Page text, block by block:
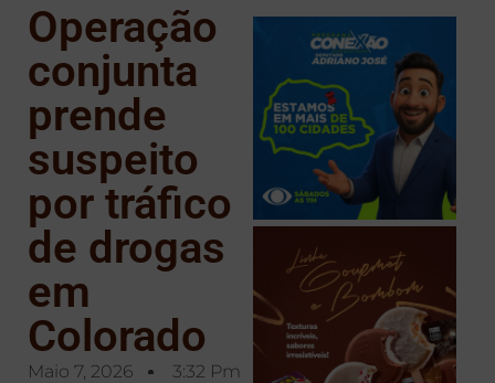
Operação
conjunta
prende
suspeito
por tráfico
de drogas
em
Colorado
Maio 7, 2026 3:32 Pm